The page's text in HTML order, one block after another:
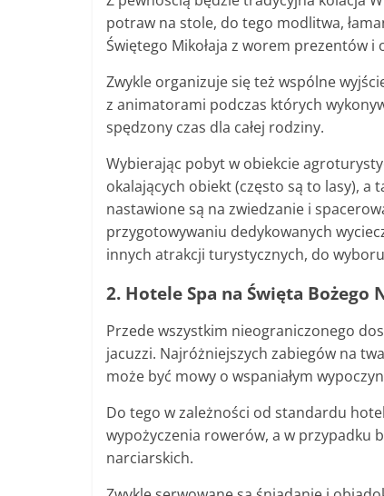
potraw na stole, do tego modlitwa,
Świętego Mikołaja z worem prezentów
Zwykle organizuje się też wspólne
z animatorami podczas których
spędzony czas dla całej rodziny.
Wybierając pobyt w obiekcie
okalających obiekt (często są to lasy), a
nastawione są na zwiedzanie i
przygotowywaniu dedykowanych
innych atrakcji turystycznych, do
2. Hotele Spa na Święta Bożego
Przede wszystkim nieograniczonego
jacuzzi. Najróżniejszych zabiegów na
może być mowy o wspaniałym
Do tego w zależności od standardu
wypożyczenia rowerów, a w przypadku
narciarskich.